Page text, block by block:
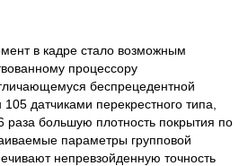
в кадре стало возможным
процессору
беспрецедентной
датчиками перекрестного типа,
большую плотность покрытия по
параметры групповой
непревзойденную точность